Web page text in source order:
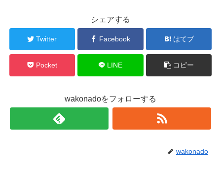
シェアする
Twitter Facebook はてブ
Pocket LINE コピー
wakonadoをフォローする
wakonado